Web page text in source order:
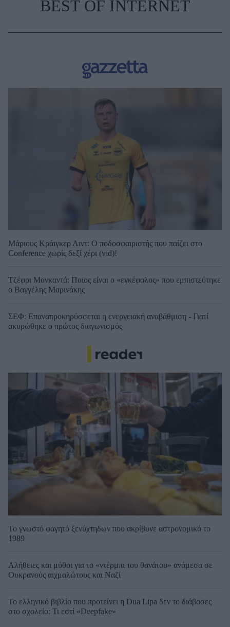
BEST OF INTERNET
Μάριους Κράιγκερ Λιντ: Ο ποδοσφαιριστής που παίζει στο
Conference χωρίς δεξί χέρι (vid)!
Τζέφρι Μονκαντά: Ποιος είναι ο «εγκέφαλος» που εμπιστεύτηκε
ο Βαγγέλης Μαρινάκης
ΣΕΦ: Επαναπροκηρύσσεται η ενεργειακή αναβάθμιση - Γιατί
ακυρώθηκε ο πρώτος διαγωνισμός
Το γνωστό φαγητό ξενύχτηδων που ακρίβυνε αστρονομικά το
1989
Αλήθειες και μύθοι για το «ντέρμπι του θανάτου» ανάμεσα σε
Ουκρανούς αιχμαλώτους και Ναζί
Το ελληνικό βιβλίο που προτείνει η Dua Lipa δεν το διάβασες
στο σχολείο: Τι εστί «Deepfake»